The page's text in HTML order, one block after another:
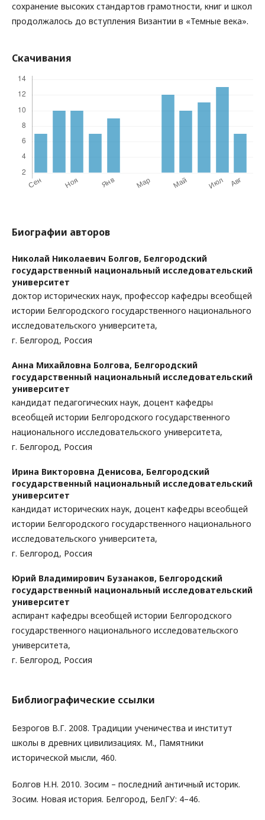
сохранение высоких стандартов грамотности, книг и школ
продолжалось до вступления Византии в «Темные века».
Скачивания
Биографии авторов
Николай Николаевич Болгов, Белгородский
государственный национальный исследовательский
университет
доктор исторических наук, профессор кафедры всеобщей
истории Белгородского государственного национального
исследовательского университета,
г. Белгород, Россия
Анна Михайловна Болгова, Белгородский
государственный национальный исследовательский
университет
кандидат педагогических наук, доцент кафедры
всеобщей истории Белгородского государственного
национального исследовательского университета,
г. Белгород, Россия
Ирина Викторовна Денисова, Белгородский
государственный национальный исследовательский
университет
кандидат исторических наук, доцент кафедры всеобщей
истории Белгородского государственного национального
исследовательского университета,
г. Белгород, Россия
Юрий Владимирович Бузанаков, Белгородский
государственный национальный исследовательский
университет
аспирант кафедры всеобщей истории Белгородского
государственного национального исследовательского
университета,
г. Белгород, Россия
Библиографические ссылки
Безрогов В.Г. 2008. Традиции ученичества и институт
школы в древних цивилизациях. М., Памятники
исторической мысли, 460.
Болгов Н.Н. 2010. Зосим – последний античный историк.
Зосим. Новая история. Белгород, БелГУ: 4–46.